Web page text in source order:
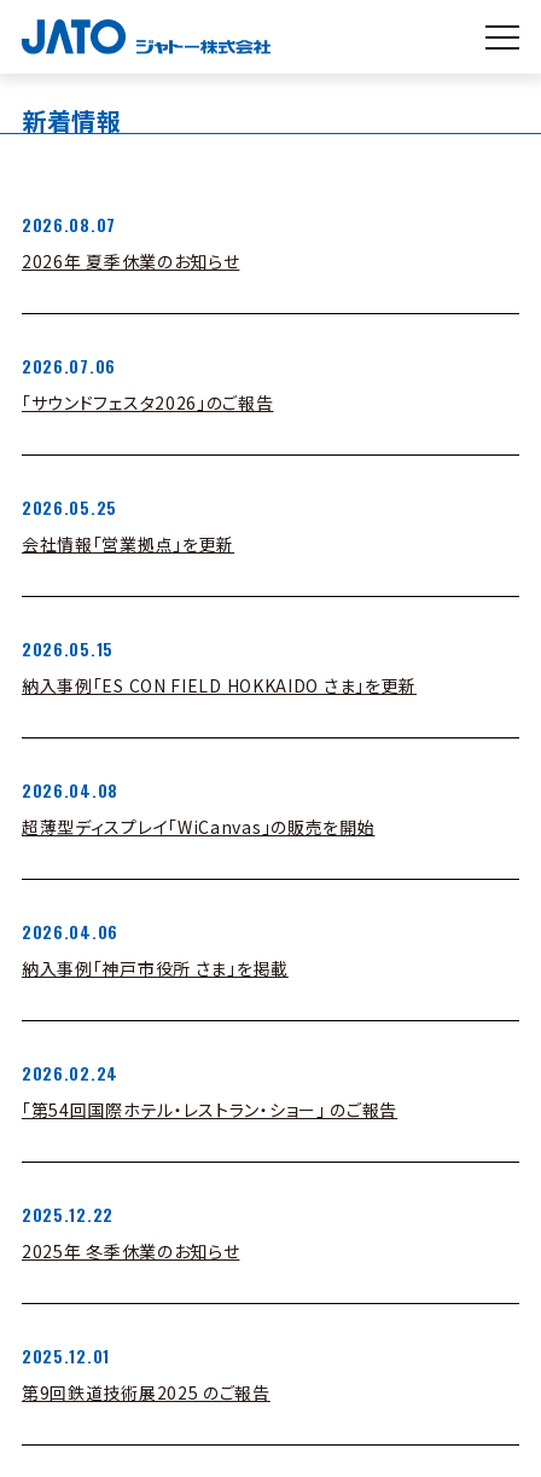
新着情報
2026.08.07
2026年 夏季休業のお知らせ
2026.07.06
「サウンドフェスタ2026」のご報告
2026.05.25
会社情報「営業拠点」を更新
2026.05.15
納入事例「ES CON FIELD HOKKAIDO さま」を更新
2026.04.08
超薄型ディスプレイ「WiCanvas」の販売を開始
2026.04.06
納入事例「神戸市役所 さま」を掲載
2026.02.24
「第54回国際ホテル・レストラン・ショー」 のご報告
2025.12.22
2025年 冬季休業のお知らせ
2025.12.01
第9回鉄道技術展2025 のご報告